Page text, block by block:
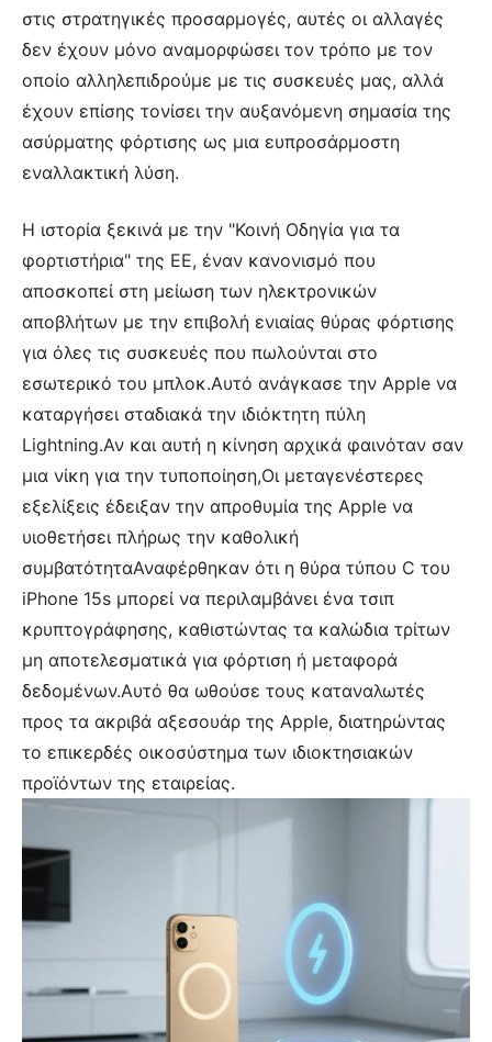
στις στρατηγικές προσαρμογές, αυτές οι αλλαγές
δεν έχουν μόνο αναμορφώσει τον τρόπο με τον
οποίο αλληλεπιδρούμε με τις συσκευές μας, αλλά
έχουν επίσης τονίσει την αυξανόμενη σημασία της
ασύρματης φόρτισης ως μια ευπροσάρμοστη
εναλλακτική λύση.
Η ιστορία ξεκινά με την "Κοινή Οδηγία για τα
φορτιστήρια" της ΕΕ, έναν κανονισμό που
αποσκοπεί στη μείωση των ηλεκτρονικών
αποβλήτων με την επιβολή ενιαίας θύρας φόρτισης
για όλες τις συσκευές που πωλούνται στο
εσωτερικό του μπλοκ.Αυτό ανάγκασε την Apple να
καταργήσει σταδιακά την ιδιόκτητη πύλη
Lightning.Αν και αυτή η κίνηση αρχικά φαινόταν σαν
μια νίκη για την τυποποίηση,Οι μεταγενέστερες
εξελίξεις έδειξαν την απροθυμία της Apple να
υιοθετήσει πλήρως την καθολική
συμβατότηταΑναφέρθηκαν ότι η θύρα τύπου C του
iPhone 15s μπορεί να περιλαμβάνει ένα τσιπ
κρυπτογράφησης, καθιστώντας τα καλώδια τρίτων
μη αποτελεσματικά για φόρτιση ή μεταφορά
δεδομένων.Αυτό θα ωθούσε τους καταναλωτές
προς τα ακριβά αξεσουάρ της Apple, διατηρώντας
το επικερδές οικοσύστημα των ιδιοκτησιακών
προϊόντων της εταιρείας.